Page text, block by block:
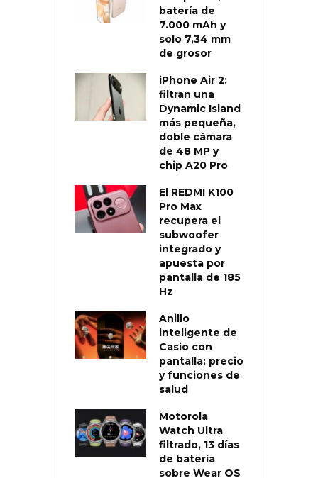
batería de
7.000 mAh y
solo 7,34 mm
de grosor
iPhone Air 2:
filtran una
Dynamic Island
más pequeña,
doble cámara
de 48 MP y
chip A20 Pro
El REDMI K100
Pro Max
recupera el
subwoofer
integrado y
apuesta por
pantalla de 185
Hz
Anillo
inteligente de
Casio con
pantalla: precio
y funciones de
salud
Motorola
Watch Ultra
filtrado, 13 días
de batería
sobre Wear OS